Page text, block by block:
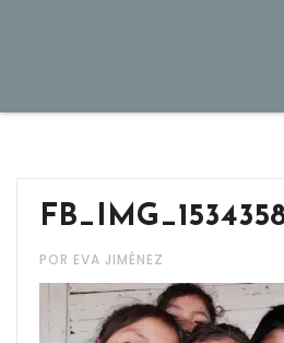
POR EVA JIMÉNEZ